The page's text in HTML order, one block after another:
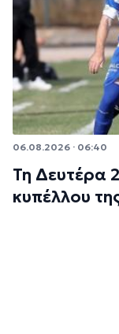
06.08.2026 · 06:40
Τη Δευτέρα
κυπέλλου